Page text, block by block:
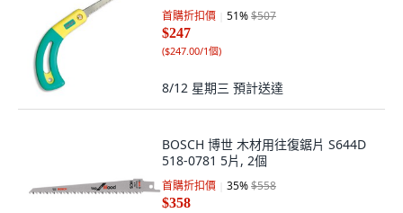
首購折扣價 51%$507
$247
($247.00/1個)
8/12 星期三 預計送達
BOSCH 博世 木材用往復鋸片 S644D
518-0781 5片, 2個
首購折扣價 35%$558
$358